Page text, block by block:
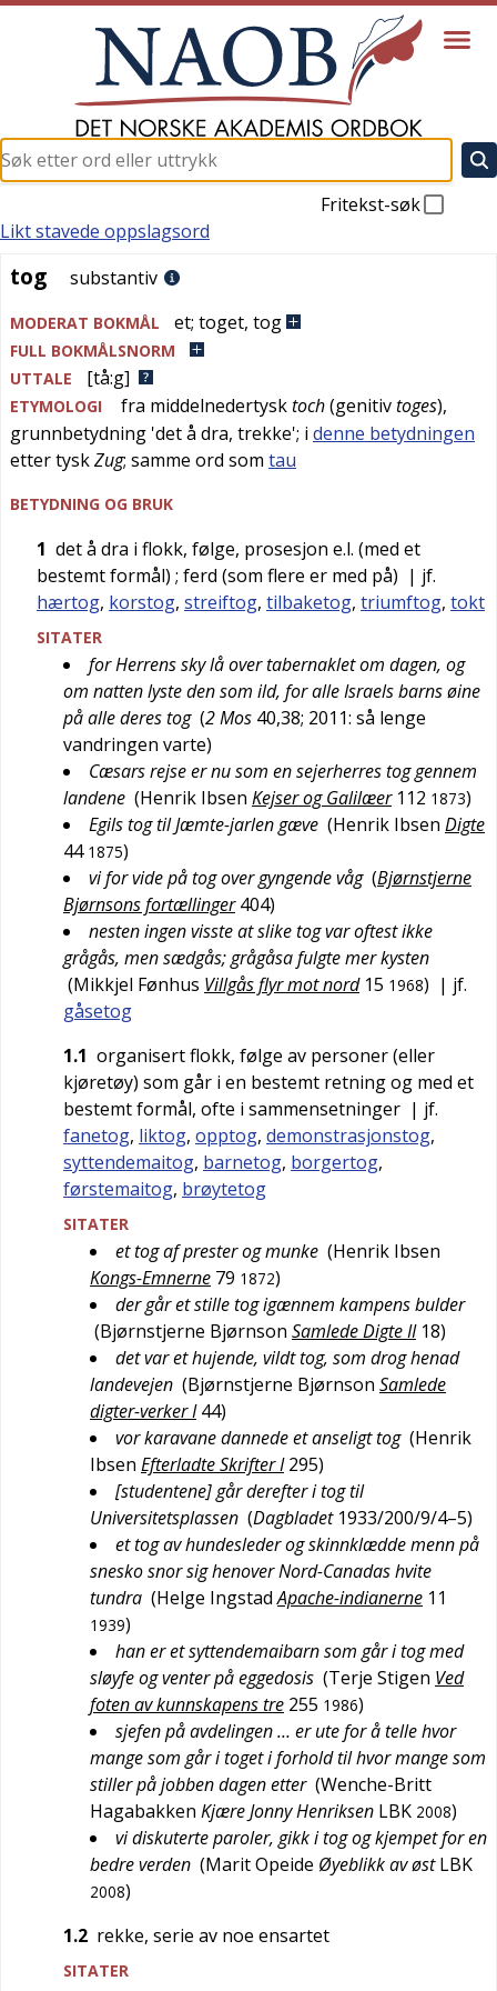
Fritekst-søk
tog
Likt stavede oppslagsord
tog substantiv
MODERAT BOKMÅL et; toget, tog
FULL BOKMÅLSNORM
UTTALE
[tå:g]
ETYMOLOGI fra middelnedertysktoch(genitivtoges),
grunnbetydning 'det å dra, trekke'; i denne betydningen
ettertyskZug; samme ord som tau
BETYDNING OG BRUK
1 det å dra i flokk, følge, prosesjon e.l. (med et
bestemt formål) ; ferd (som flere er med på) | jf.
hærtog, korstog, streiftog, tilbaketog, triumftog, tokt
SITATER
for Herrens sky lå over tabernaklet om dagen, og
om natten lyste den som ild, for alle Israels barns øine
på alle deres tog (2 Mos 40,38; 2011: så lenge
vandringen varte)
Cæsars rejse er nu som en sejerherres tog gennem
landene (Henrik Ibsen Kejser og Galilæer 112 1873)
Egils tog til Jæmte-jarlen gæve (Henrik Ibsen Digte
44 1875)
vi for vide på tog over gyngende våg (Bjørnstjerne
Bjørnsons fortællinger 404)
nesten ingen visste at slike tog var oftest ikke
grågås, men sædgås; grågåsa fulgte mer kysten
(Mikkjel Fønhus Villgås flyr mot nord 15 1968) | jf.
gåsetog
1.1 organisert flokk, følge av personer (eller
kjøretøy) som går i en bestemt retning og med et
bestemt formål, ofte i sammensetninger | jf.
fanetog, liktog, opptog, demonstrasjonstog,
syttendemaitog, barnetog, borgertog,
førstemaitog, brøytetog
SITATER
et tog af prester og munke (Henrik Ibsen
Kongs-Emnerne 79 1872)
der går et stille tog igænnem kampens bulder
(Bjørnstjerne Bjørnson Samlede Digte II 18)
det var et hujende, vildt tog, som drog henad
landevejen (Bjørnstjerne Bjørnson Samlede
digter-verker I 44)
vor karavane dannede et anseligt tog (Henrik
Ibsen Efterladte Skrifter I 295)
[studentene] går derefter i tog til
Universitetsplassen (Dagbladet 1933/200/9/4–5)
et tog av hundesleder og skinnklædde menn på
snesko snor sig henover Nord-Canadas hvite
tundra (Helge Ingstad Apache-indianerne 11
1939)
han er et syttendemaibarn som går i tog med
sløyfe og venter på eggedosis (Terje Stigen Ved
foten av kunnskapens tre 255 1986)
sjefen på avdelingen … er ute for å telle hvor
mange som går i toget i forhold til hvor mange som
stiller på jobben dagen etter (Wenche-Britt
Hagabakken Kjære Jonny Henriksen LBK 2008)
vi diskuterte paroler, gikk i tog og kjempet for en
bedre verden (Marit Opeide Øyeblikk av øst LBK
2008)
1.2 rekke, serie av noe ensartet
SITATER